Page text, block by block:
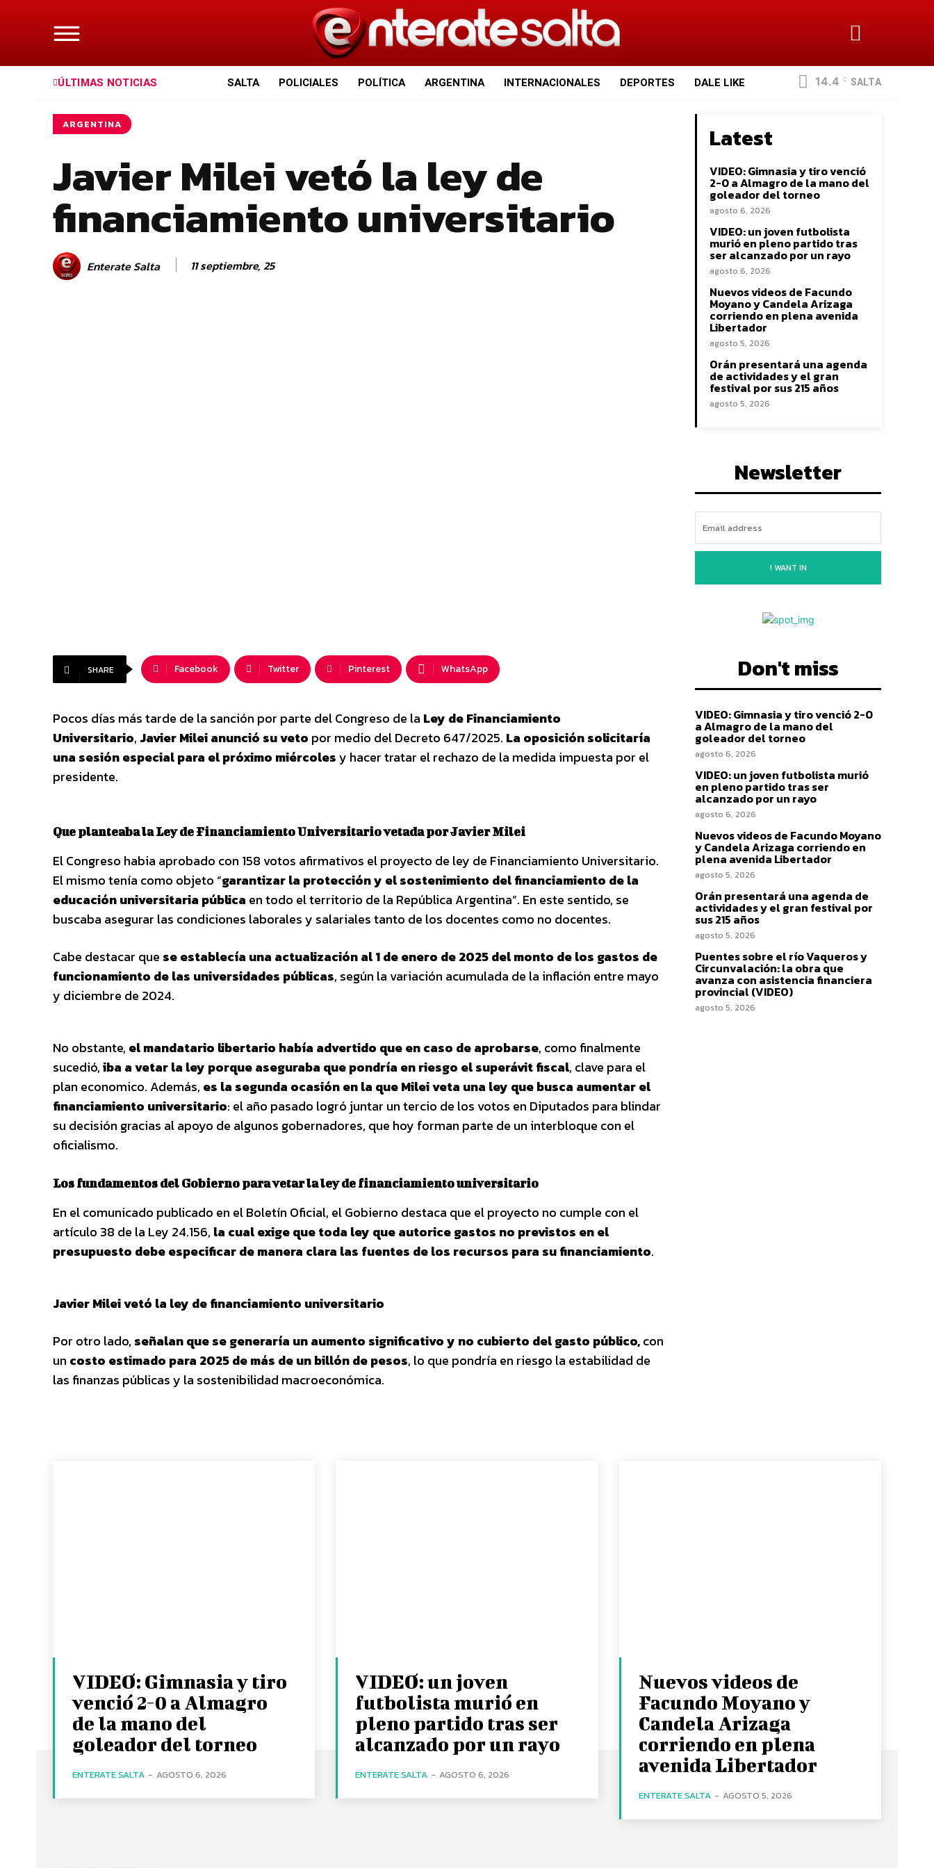
ÚLTIMAS NOTICIAS SALTA POLICIALES POLÍTICA ARGENTINA INTERNACIONALES DEPORTES DALE LIKE 14.4 C SALTA
ARGENTINA
Javier Milei vetó la ley de
financiamiento universitario
Enterate Salta 11 septiembre, 25
SHARE Facebook Twitter Pinterest WhatsApp
Pocos días más tarde de la sanción por parte del Congreso de la Ley de Financiamiento
Universitario, Javier Milei anunció su veto por medio del Decreto 647/2025. La oposición solicitaría
una sesión especial para el próximo miércolesy hacer tratar el rechazo de la medida impuesta por el
presidente.
Que planteaba la Ley de Financiamiento Universitario vetada por Javier Milei
El Congreso habia aprobado con 158 votos afirmativos el proyecto de ley de Financiamiento Universitario.
El mismo tenía como objeto “garantizar la protección y el sostenimiento del financiamiento de la
educación universitaria pública en todo el territorio de la República Argentina”. En este sentido, se
buscaba asegurar las condiciones laborales y salariales tanto de los docentes como no docentes.
Cabe destacar que se establecía una actualización al 1 de enero de 2025 del monto de los gastos de
funcionamiento de las universidades públicas, según la variación acumulada de la inflación entre mayo
y diciembre de 2024.
No obstante, el mandatario libertario había advertido que en caso de aprobarse, como finalmente
sucedió,iba a vetar la ley porque aseguraba que pondría en riesgo el superávit fiscal, clave para el
plan economico. Además, es la segunda ocasión en la que Milei veta una ley que busca aumentar el
financiamiento universitario: el año pasado logró juntar un tercio de los votos en Diputados para blindar
su decisión gracias al apoyo de algunos gobernadores, que hoy forman parte de un interbloque con el
oficialismo.
Los fundamentos del Gobierno para vetar la ley de financiamiento universitario
En el comunicado publicado en el Boletín Oficial, el Gobierno destaca que el proyecto no cumple con el
artículo 38 de la Ley 24.156, la cual exige que toda ley que autorice gastos no previstos en el
presupuesto debe especificar de manera clara las fuentes de los recursos para su financiamiento.
Javier Milei vetó la ley de financiamiento universitario
Por otro lado, señalan que se generaría un aumento significativo y no cubierto del gasto público,con
un costo estimado para 2025 de más de un billón de pesos, lo que pondría en riesgo la estabilidad de
las finanzas públicas y la sostenibilidad macroeconómica.
Latest
VIDEO: Gimnasia y tiro venció
2-0 a Almagro de la mano del
goleador del torneo
agosto 6, 2026
VIDEO: un joven futbolista
murió en pleno partido tras
ser alcanzado por un rayo
agosto 6, 2026
Nuevos videos de Facundo
Moyano y Candela Arizaga
corriendo en plena avenida
Libertador
agosto 5, 2026
Orán presentará una agenda
de actividades y el gran
festival por sus 215 años
agosto 5, 2026
Newsletter
I WANT IN
Don't miss
VIDEO: Gimnasia y tiro venció 2-0
a Almagro de la mano del
goleador del torneo
agosto 6, 2026
VIDEO: un joven futbolista murió
en pleno partido tras ser
alcanzado por un rayo
agosto 6, 2026
Nuevos videos de Facundo Moyano
y Candela Arizaga corriendo en
plena avenida Libertador
agosto 5, 2026
Orán presentará una agenda de
actividades y el gran festival por
sus 215 años
agosto 5, 2026
Puentes sobre el río Vaqueros y
Circunvalación: la obra que
avanza con asistencia financiera
provincial (VIDEO)
agosto 5, 2026
VIDEO: Gimnasia y tiro
venció 2-0 a Almagro
de la mano del
goleador del torneo
ENTERATE SALTA - AGOSTO 6, 2026
VIDEO: un joven
futbolista murió en
pleno partido tras ser
alcanzado por un rayo
ENTERATE SALTA - AGOSTO 6, 2026
Nuevos videos de
Facundo Moyano y
Candela Arizaga
corriendo en plena
avenida Libertador
ENTERATE SALTA - AGOSTO 5, 2026